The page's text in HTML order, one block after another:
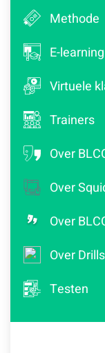
Methode
E-learning
Virtuele
Trainers
Over
Over
Over
Over
Testen